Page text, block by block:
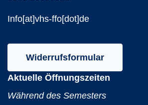
Info[at]vhs-ffo[dot]de
Widerrufsformular
Aktuelle Öffnungszeiten
Während des Semesters